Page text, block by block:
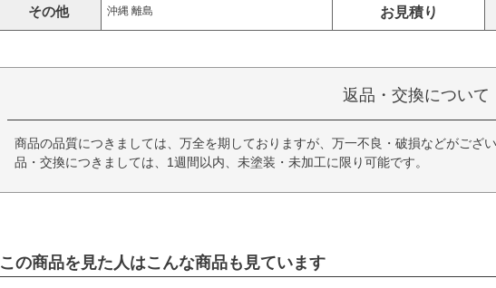
その他 沖縄 離島 お見積り
返品・交換について
商品の品質につきましては、万全を期しておりますが、万一不良・破損などがござ
品・交換につきましては、1週間以内、未塗装・未加工に限り可能です。
この商品を見た人はこんな商品も見ています